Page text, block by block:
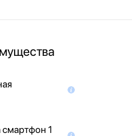
смартфон 1